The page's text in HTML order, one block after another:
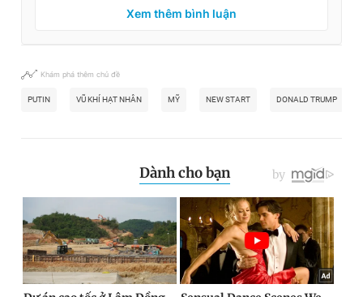
Xem thêm bình luận
Khám phá thêm chủ đề
PUTIN VŨ KHÍ HẠT NHÂN MỸ NEW START DONALD TRUMP